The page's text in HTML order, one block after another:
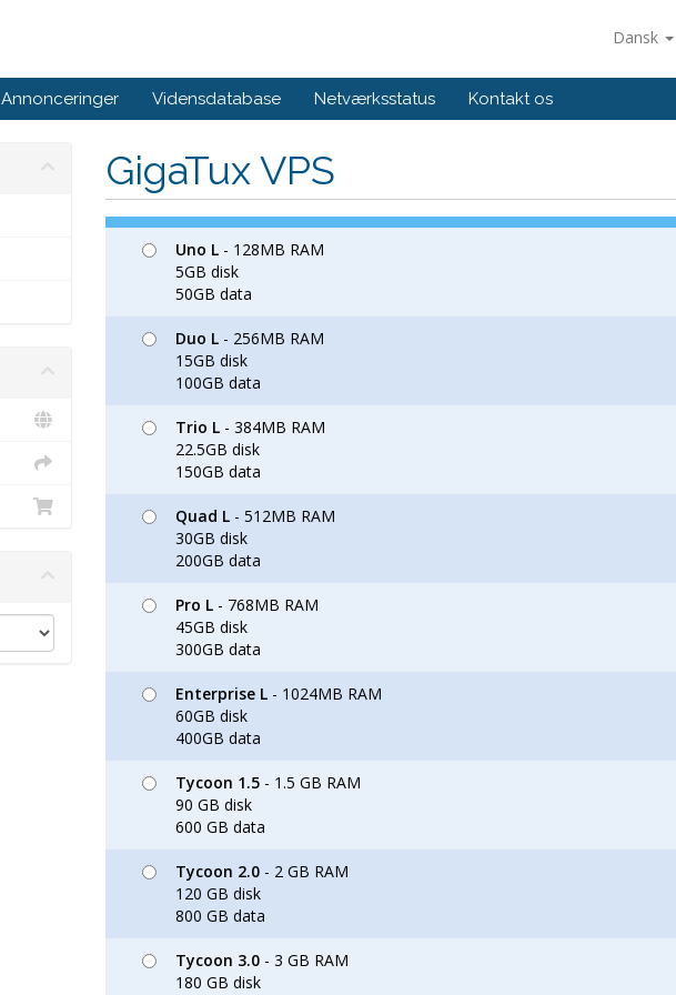
Dansk
Annonceringer Vidensdatabase Netværksstatus Kontakt os
GigaTux VPS
Uno L - 128MB RAM
5GB disk
50GB data
Duo L - 256MB RAM
15GB disk
100GB data
Trio L - 384MB RAM
22.5GB disk
150GB data
Quad L - 512MB RAM
30GB disk
200GB data
Pro L - 768MB RAM
45GB disk
300GB data
Enterprise L - 1024MB RAM
60GB disk
400GB data
Tycoon 1.5 - 1.5 GB RAM
90 GB disk
600 GB data
Tycoon 2.0 - 2 GB RAM
120 GB disk
800 GB data
Tycoon 3.0 - 3 GB RAM
180 GB disk